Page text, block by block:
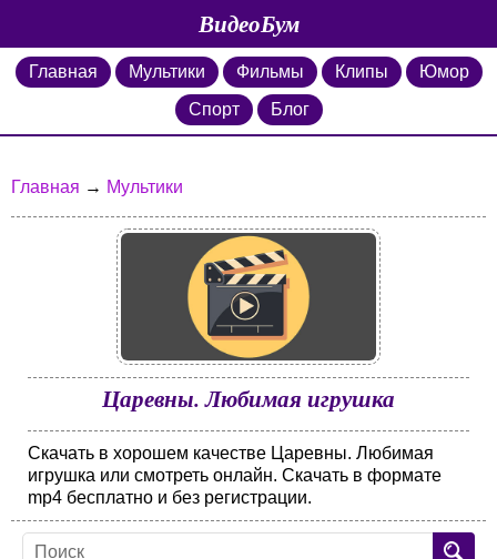
ВидеоБум
Главная Мультики Фильмы Клипы
Юмор
Спорт
Блог
Главная → Мультики
Царевны. Любимая игрушка
Скачать в хорошем качестве Царевны. Любимая
игрушка или смотреть онлайн. Скачать в формате
mp4 бесплатно и без регистрации.